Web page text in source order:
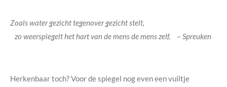
Zoals water gezicht tegenover gezicht stelt,
zo weerspiegelt het hart van de mens de mens zelf. – Spreuken
Herkenbaar toch? Voor de spiegel nog even een vuiltje